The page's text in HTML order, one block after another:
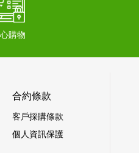
購物
合約條款
客戶採購條款
個人資訊保護